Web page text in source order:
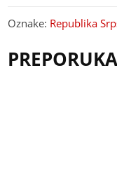
Oznake: Republika